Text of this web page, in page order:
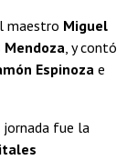
maestro Miguel
Mendoza, y contó
Espinoza e
jornada fue la